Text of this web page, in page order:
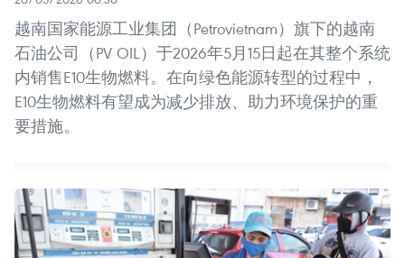
越南国家能源工业集团（Petrovietnam）旗下的越南
石油公司（PV OIL）于2026年5月15日起在其整个系统
内销售E10生物燃料。在向绿色能源转型的过程中，
E10生物燃料有望成为减少排放、助力环境保护的重
要措施。